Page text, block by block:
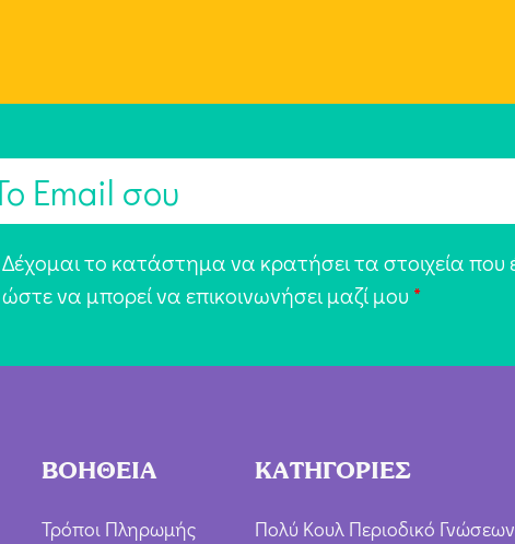
Δέχομαι το κατάστημα να κρατήσει τα στοιχεία
ώστε να μπορεί να επικοινωνήσει μαζί μου *
ΒΟΗΘΕΙΑ
Τρόποι Πληρωμής
ΚΑΤΗΓΟΡΙΕΣ
Πολύ Κουλ Περιοδικό Γνώσεων